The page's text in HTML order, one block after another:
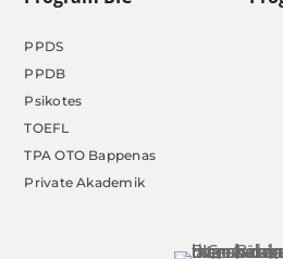
PPDS
PPDB
Psikotes
TOEFL
TPA OTO Bappenas
Private Akademik